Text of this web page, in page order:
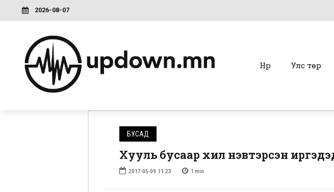
2026-08-07
Нүүр Улс төр
БУСАД
Хууль бусаар хил нэвтэрсэн иргэдэд
2017-05-09 11:23 1 min